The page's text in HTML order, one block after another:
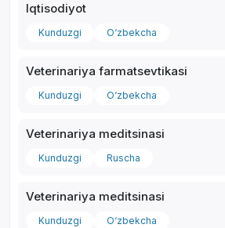
Iqtisodiyot
Kunduzgi O‘zbekcha
Veterinariya farmatsevtikasi
Kunduzgi O‘zbekcha
Veterinariya meditsinasi
Kunduzgi Ruscha
Veterinariya meditsinasi
Kunduzgi O‘zbekcha